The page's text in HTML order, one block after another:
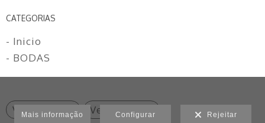
CATEGORIAS
- Inicio
- BODAS
Ver anterior Ver seguinte
Mais informação Configurar Rejeitar